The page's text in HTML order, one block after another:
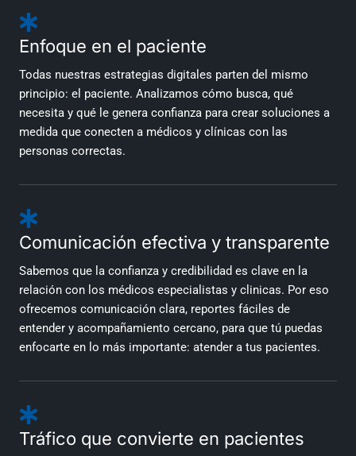
Enfoque en el paciente
Todas nuestras estrategias digitales parten del mismo
principio: el paciente. Analizamos cómo busca, qué
necesita y qué le genera confianza para crear soluciones a
medida que conecten a médicos y clínicas con las
personas correctas.
Comunicación efectiva y transparente
Sabemos que la confianza y credibilidad es clave en la
relación con los médicos especialistas y clinicas. Por eso
ofrecemos comunicación clara, reportes fáciles de
entender y acompañamiento cercano, para que tú puedas
enfocarte en lo más importante: atender a tus pacientes.
Tráfico que convierte en pacientes